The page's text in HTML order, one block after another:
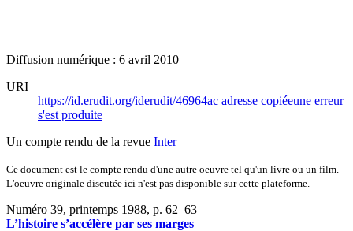
Diffusion numérique : 6 avril 2010
URI
https://id.erudit.org/iderudit/46964ac adresse copiéeune erreur
s'est produite
Un compte rendu de la revue Inter
Ce document est le compte rendu d'une autre oeuvre tel qu'un livre ou un film.
L'oeuvre originale discutée ici n'est pas disponible sur cette plateforme.
Numéro 39, printemps 1988, p. 62–63
L’histoire s’accélère par ses marges